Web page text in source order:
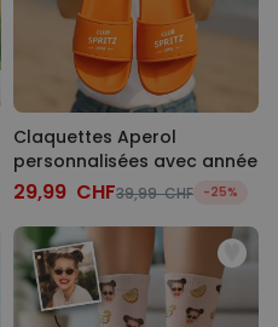
Claquettes Aperol
personnalisées avec année
29,99 CHF39,99 CHF -25%